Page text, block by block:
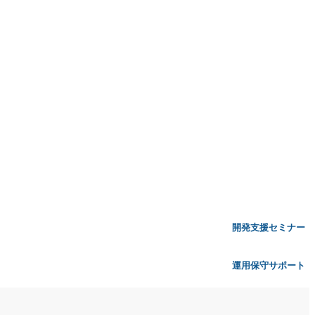
開発支援セミナー
開発支援セミナー
運用保守サポート
運用保守サポート